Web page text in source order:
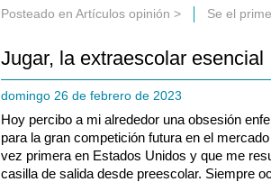
Posteado en Artículos opinión > Se el
Jugar, la extraescolar esencial
domingo 26 de febrero de 2023
Hoy percibo a mi alrededor una obsesión
para la gran competición futura en el
vez primera en Estados Unidos y que me
casilla de salida desde preescolar. Siempre